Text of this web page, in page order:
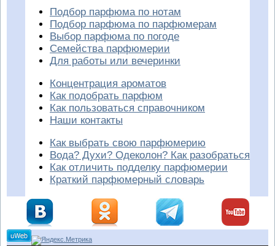
Подбор парфюма по нотам
Подбор парфюма по парфюмерам
Выбор парфюма по погоде
Семейства парфюмерии
Для работы или вечеринки
Концентрация ароматов
Как подобрать парфюм
Как пользоваться справочником
Наши контакты
Как выбрать свою парфюмерию
Вода? Духи? Одеколон? Как разобраться
Как отличить подделку парфюмерии
Краткий парфюмерный словарь